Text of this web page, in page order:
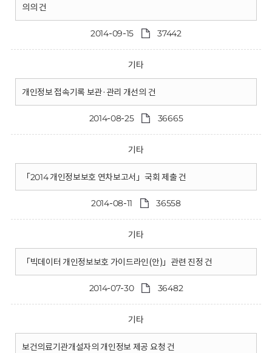
의의 건
2014-09-15 37442
기타
개인정보 접속기록 보관·관리 개선의 건
2014-08-25 36665
기타
「2014 개인정보보호 연차보고서」국회 제출 건
2014-08-11 36558
기타
「빅데이터 개인정보보호 가이드라인(안)」관련 진정 건
2014-07-30 36482
기타
보건의료기관개설자의 개인정보 제공 요청 건